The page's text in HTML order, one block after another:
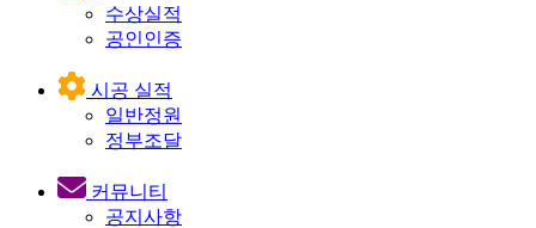
수상실적
공인인증
시공 실적
일반정원
정부조달
커뮤니티
공지사항